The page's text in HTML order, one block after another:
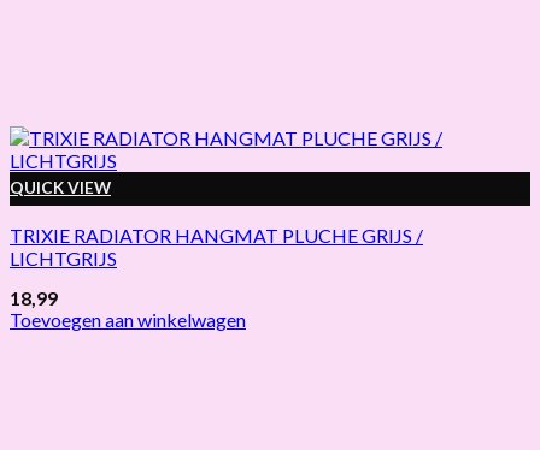
QUICK VIEW
TRIXIE RADIATOR HANGMAT PLUCHE GRIJS /
LICHTGRIJS
18,99
Toevoegen aan winkelwagen